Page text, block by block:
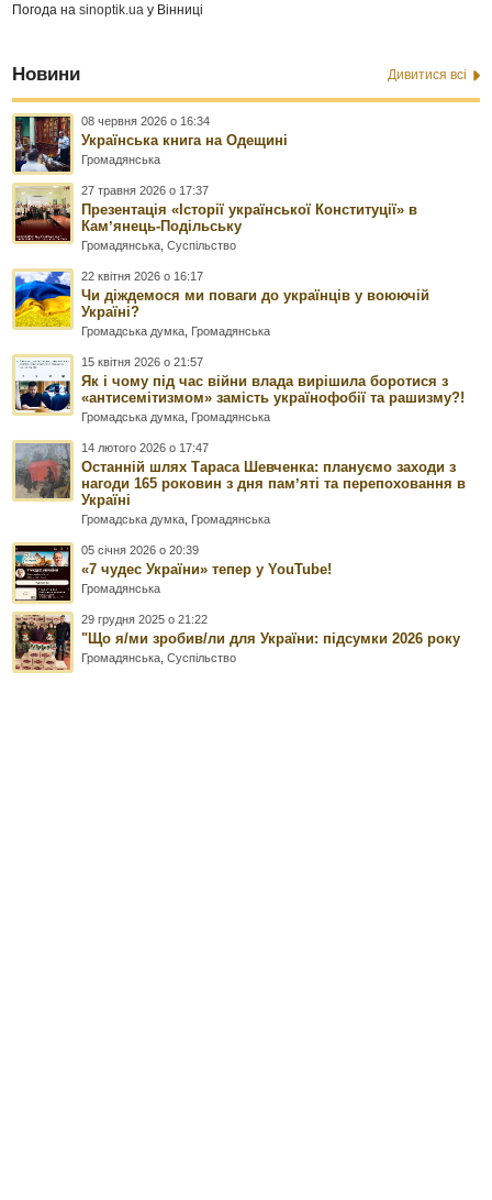
Погода наsinoptik.ua у Вінниці
Новини Дивитися всі
08 червня 2026 о 16:34
Українська книга на Одещині
Громадянська
27 травня 2026 о 17:37
Презентація «Історії української Конституції» в
Камʼянець-Подільську
Громадянська ,Суспільство
22 квітня 2026 о 16:17
Чи діждемося ми поваги до українців у воюючій
Україні?
Громадська думка Громадянська
15 квітня 2026 о 21:57
Як і чому під час війни влада вирішила боротися з
«антисемітизмом» замість українофобії та рашизму?!
Громадська думка Громадянська
14 лютого 2026 о 17:47
Останній шлях Тараса Шевченка: плануємо заходи з
нагоди 165 роковин з дня памʼяті та перепоховання в
Україні
Громадська думка Громадянська
05 січня 2026 о 20:39
«7 чудес України» тепер у YouTube!
Громадянська
29 грудня 2025 о 21:22
"Що я/ми зробив/ли для України: підсумки 2026 року
Громадянська ,Суспільство